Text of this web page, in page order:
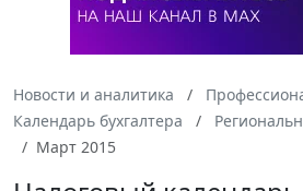
Новости и аналитика
Календарь бухгалтера
Март 2015